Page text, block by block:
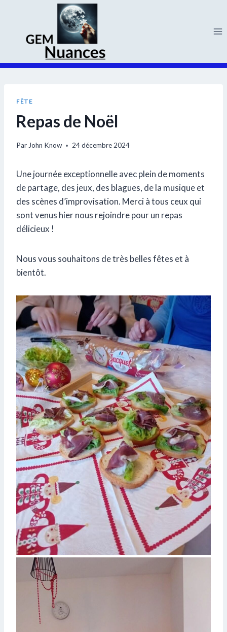
contenu
FÊTE
Repas de Noël
ParJohn Know 24 décembre 2024
Une journée exceptionnelle avec plein de moments
de partage, des jeux, des blagues, de la musique et
des scènes d’improvisation. Merci à tous ceux qui
sont venus hier nous rejoindre pour un repas
délicieux !
Nous vous souhaitons de très belles fêtes et à
bientôt.